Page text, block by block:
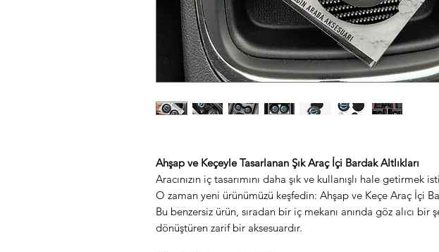
Ahşap ve Keçeyle Tasarlanan Şık Araç İçi Bardak Altlıkları
Aracınızın iç tasarımını daha şık ve kullanışlı hale getirmek
O zaman yeni ürünümüzü keşfedin: Ahşap ve Keçe Araç İçi
Bu benzersiz ürün, sıradan bir iç mekanı anında göz alıcı bir
dönüştüren zarif bir aksesuardır.